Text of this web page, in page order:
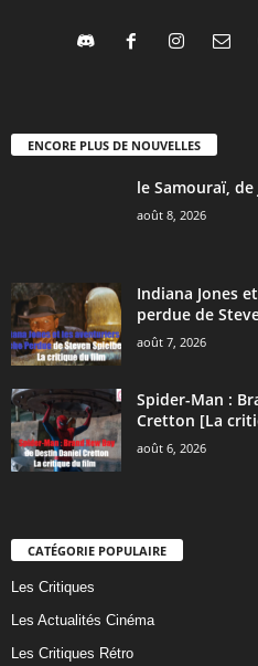
ENCORE PLUS DE NOUVELLES
le Samouraï,
août 8, 2026
Indiana Jones
perdue de
août 7, 2026
Spider-Man :
Cretton [La
août 6, 2026
CATÉGORIE POPULAIRE
Les Critiques
Les Actualités Cinéma
Les Critiques Rétro